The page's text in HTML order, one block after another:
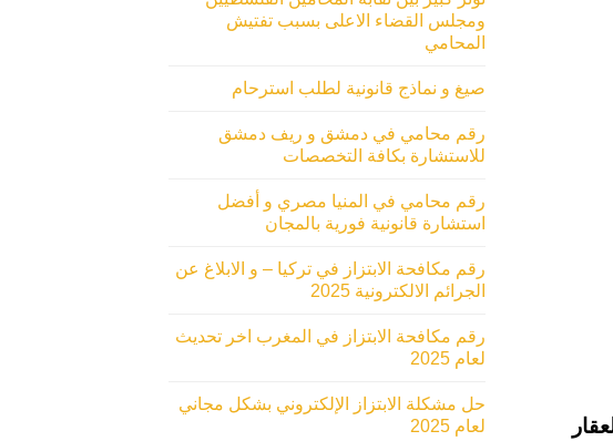
ومجلس القضاء الاعلى بسبب تفتيش
المحامي
صيغ و نماذج قانونية لطلب استرحام
رقم محامي في دمشق و ريف دمشق
للاستشارة بكافة التخصصات
رقم محامي في المنيا مصري و أفضل
استشارة قانونية فورية بالمجان
رقم مكافحة الابتزاز في تركيا – و الابلاغ عن
الجرائم الالكترونية 2025
رقم مكافحة الابتزاز في المغرب اخر تحديث
لعام 2025
حل مشكلة الابتزاز الإلكتروني بشكل مجاني
لعام 2025